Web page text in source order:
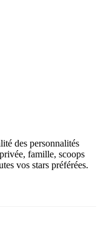
des personnalités
famille, scoops
vos stars préférées.